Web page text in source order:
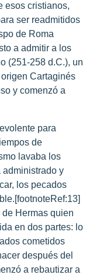
esos cristianos,
ser readmitidos
de Roma
a admitir a los
(251-258 d.C.), un
Cartaginés
y comenzó a
para
de
lavaba los
administrado y
los pecados
Hermas quien
en dos partes: lo
cometidos
después del
a rebautizar a